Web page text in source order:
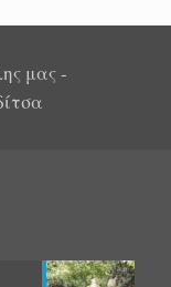
μας -